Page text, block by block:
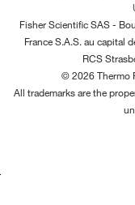
Fisher Scientific SAS -
FranceS.A.S. au capital
RCS
© 2026 Thermo
All trademarks are the